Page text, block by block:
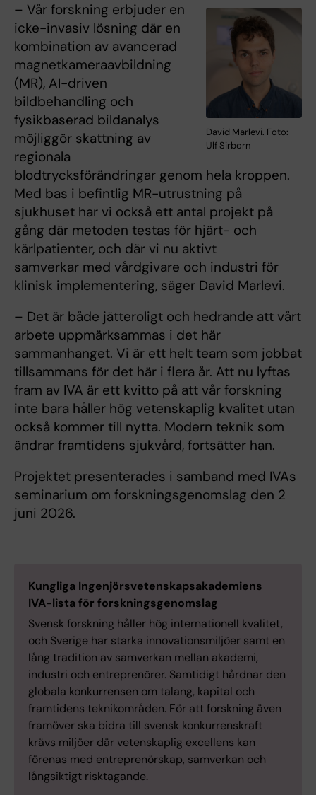
David Marlevi. Foto:
Ulf Sirborn
– Vår forskning erbjuder en
icke-invasiv lösning där en
kombination av avancerad
magnetkameraavbildning
(MR), AI-driven
bildbehandling och
fysikbaserad bildanalys
möjliggör skattning av
regionala
blodtrycksförändringar genom hela kroppen.
Med bas i befintlig MR-utrustning på
sjukhuset har vi också ett antal projekt på
gång där metoden testas för hjärt- och
kärlpatienter, och där vi nu aktivt
samverkar med vårdgivare och industri för
klinisk implementering, säger David Marlevi.
– Det är både jätteroligt och hedrande att vårt
arbete uppmärksammas i det här
sammanhanget. Vi är ett helt team som jobbat
tillsammans för det här i flera år. Att nu lyftas
fram av IVA är ett kvitto på att vår forskning
inte bara håller hög vetenskaplig kvalitet utan
också kommer till nytta. Modern teknik som
ändrar framtidens sjukvård, fortsätter han.
Projektet presenterades i samband med IVAs
seminarium om forskningsgenomslag den 2
juni 2026.
Kungliga Ingenjörsvetenskapsakademiens
IVA-lista för forskningsgenomslag
Svensk forskning håller hög internationell kvalitet,
och Sverige har starka innovationsmiljöer samt en
lång tradition av samverkan mellan akademi,
industri och entreprenörer. Samtidigt hårdnar den
globala konkurrensen om talang, kapital och
framtidens teknikområden. För att forskning även
framöver ska bidra till svensk konkurrenskraft
krävs miljöer där vetenskaplig excellens kan
förenas med entreprenörskap, samverkan och
långsiktigt risktagande.